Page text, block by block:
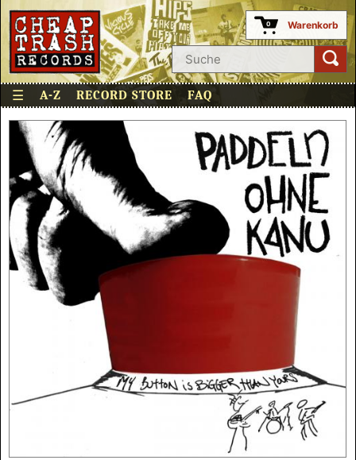
0 Warenkorb
☰ A-Z RECORD STORE FAQ